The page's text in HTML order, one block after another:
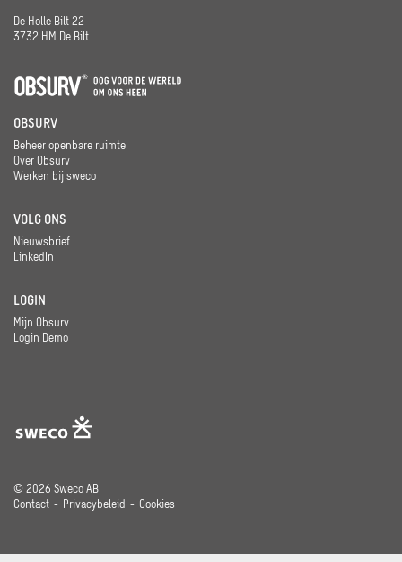
De Holle Bilt 22
3732 HM De Bilt
OBSURV
Beheer openbare ruimte
Over Obsurv
Werken bij sweco
VOLG ONS
Nieuwsbrief
LinkedIn
LOGIN
Mijn Obsurv
Login Demo
© 2026 Sweco AB
Contact
Privacybeleid Cookies